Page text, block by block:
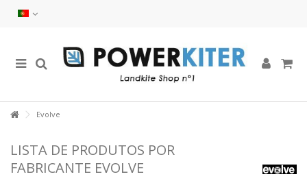
Evolve
LISTA DE PRODUTOS POR
FABRICANTE EVOLVE